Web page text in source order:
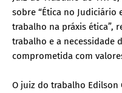
sobre “Ética no Judiciário
trabalho na práxis ética”,
trabalho e a necessidade
comprometida com
O juiz do trabalho Edilson